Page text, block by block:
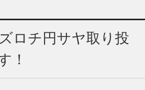
ロチ円サヤ取り投
！